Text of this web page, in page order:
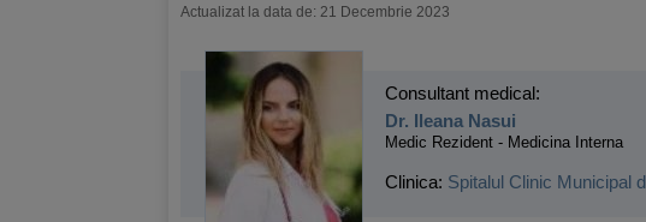
Actualizat la data de: 21 Decembrie 2023
Consultant medical:
Dr. Ileana Nasui
Medic Rezident - Medicina Interna
Clinica: Spitalul Clinic Municipal